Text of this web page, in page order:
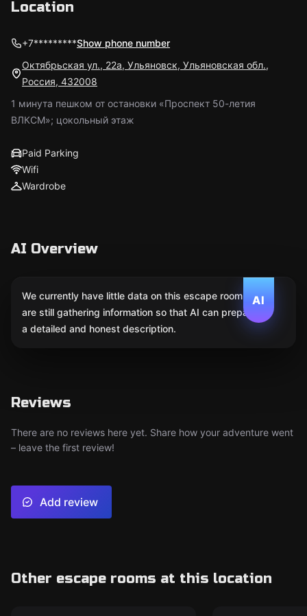
Location
+7*********Show phone number
Октябрьская ул., 22а, Ульяновск, Ульяновская обл.,
Россия, 432008
1 минута пешком от остановки «Проспект 50-летия
ВЛКСМ»; цокольный этаж
Paid Parking
Wifi
Wardrobe
AI Overview
AI
We currently have little data on this escape room. We
are still gathering information so that AI can prepare
a detailed and honest description.
Reviews
There are no reviews here yet. Share how your adventure went
– leave the first review!
Add review
Other escape rooms at this location